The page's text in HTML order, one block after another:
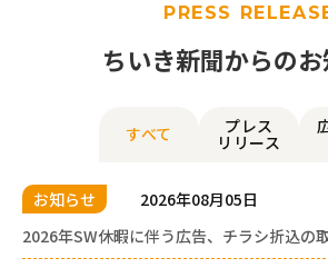
PRESS
ちいき新聞からの
すべて プレス
リリース
お知らせ
2026年08月05日
2026年SW休暇に伴う広告、チラシ折込の